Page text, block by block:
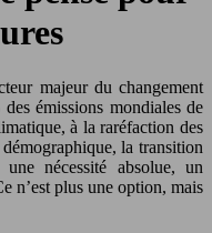
majeur du changement
émissions mondiales de
à la raréfaction des
la transition
nécessité absolue, un
n’est plus une option, mais